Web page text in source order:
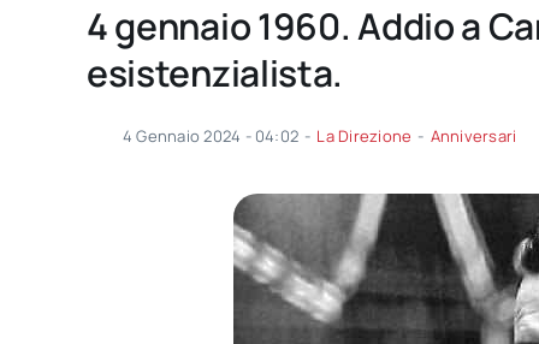
4 gennaio 1960. Addio a
esistenzialista.
4 Gennaio 2024 - 04:02 - La Direzione - Anniversari